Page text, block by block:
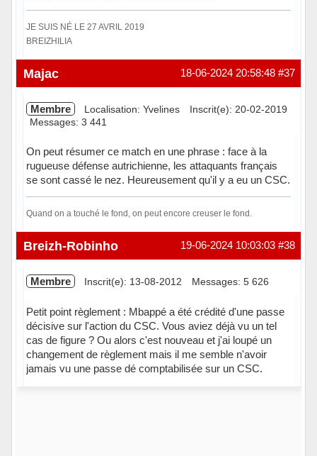
JE SUIS NÉ LE 27 AVRIL 2019
BREIZHILIA
Hors ligne #37
18-06-2024 20:58:48
Majac
Membre Localisation: Yvelines
Inscrit(e): 20-02-2019
Messages: 3 441
On peut résumer ce match en une phrase : face à la
rugueuse défense autrichienne, les attaquants français
se sont cassé le nez. Heureusement qu'il y a eu un CSC.
Quand on a touché le fond, on peut encore creuser le fond.
Hors ligne #38
19-06-2024 10:03:03
Breizh-Robinho
Membre Inscrit(e): 13-08-2012 Messages: 5 626
Petit point règlement : Mbappé a été crédité d'une passe
décisive sur l'action du CSC. Vous aviez déjà vu un tel
cas de figure ? Ou alors c'est nouveau et j'ai loupé un
changement de règlement mais il me semble n'avoir
jamais vu une passe dé comptabilisée sur un CSC.